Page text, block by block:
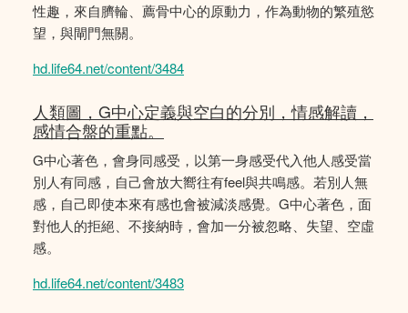
性趣，來自臍輪、薦骨中心的原動力，作為動物的繁殖慾
望，與閘門無關。
hd.life64.net/content/3484
人類圖，G中心定義與空白的分別，情感解讀，
感情合盤的重點。
G中心著色，會身同感受，以第一身感受代入他人感受當
別人有同感，自己會放大嚮往有feel與共鳴感。若別人無
感，自己即使本來有感也會被減淡感覺。G中心著色，面
對他人的拒絕、不接納時，會加一分被忽略、失望、空虛
感。
hd.life64.net/content/3483